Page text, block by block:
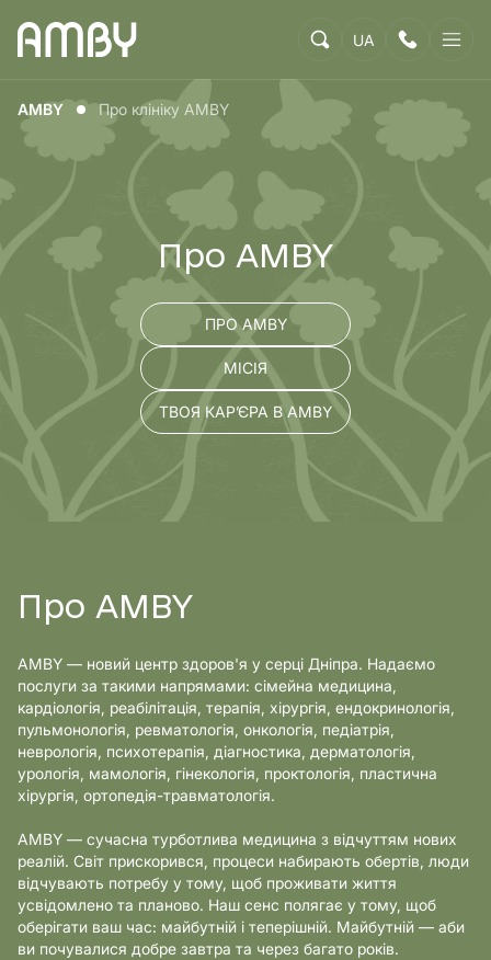
UA
AMBY Про клініку AMBY
Про AMBY
ПРО AMBY
МІСІЯ
ТВОЯ КАР’ЄРА В AMBY
Про AMBY
AMBY — новий центр здоров'я у серці Дніпра. Надаємо
послуги за такими напрямами: сімейна медицина,
кардіологія, реабілітація, терапія, хірургія, ендокринологія,
пульмонологія, ревматологія, онкологія, педіатрія,
неврологія, психотерапія, діагностика, дерматологія,
урологія, мамологія, гінекологія, проктологія, пластична
хірургія, ортопедія-травматологія.
AMBY — сучасна турботлива медицина з відчуттям нових
реалій. Світ прискорився, процеси набирають обертів, люди
відчувають потребу у тому, щоб проживати життя
усвідомлено та планово. Наш сенс полягає у тому, щоб
оберігати ваш час: майбутній і теперішній. Майбутній — аби
ви почувалися добре завтра та через багато років.